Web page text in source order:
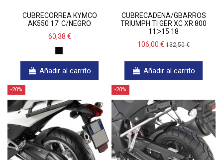
CUBRECORREA KYMCO
AK550 17' C/NEGRO
60,38 €
Añadir al carrito
CUBRECADENA/GBARROS
TRIUMPH TI GER XC XR 800
11ᐳ15 18
106,00 € 132,50 €
Añadir al carrito
-20% -20%